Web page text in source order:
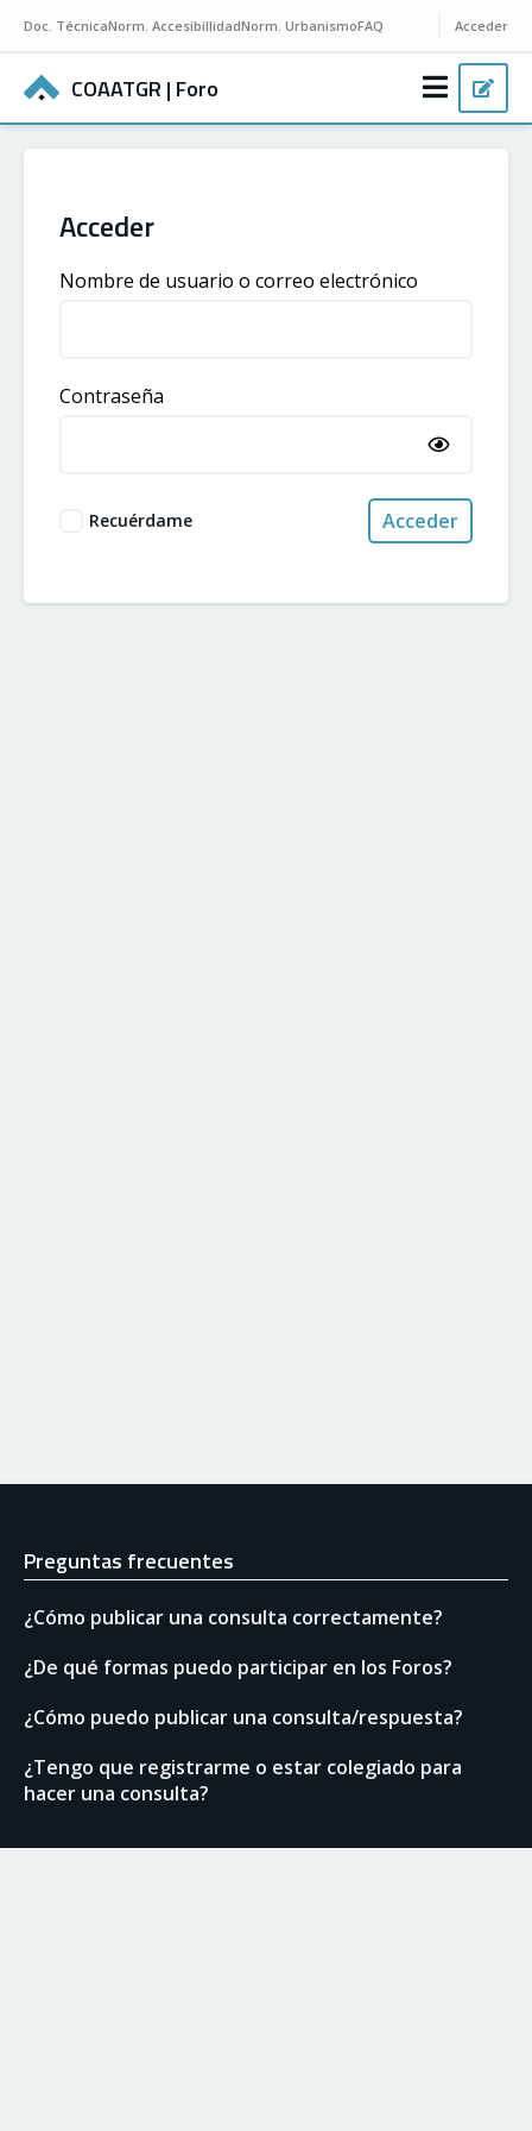
Doc. TécnicaNorm. AccesibillidadNorm. UrbanismoFAQ Acceder
COAATGR | Foro
Acceder
Nombre de usuario o correo electrónico
Contraseña
Recuérdame Acceder
Preguntas frecuentes
¿Cómo publicar una consulta correctamente?
¿De qué formas puedo participar en los Foros?
¿Cómo puedo publicar una consulta/respuesta?
¿Tengo que registrarme o estar colegiado para
hacer una consulta?